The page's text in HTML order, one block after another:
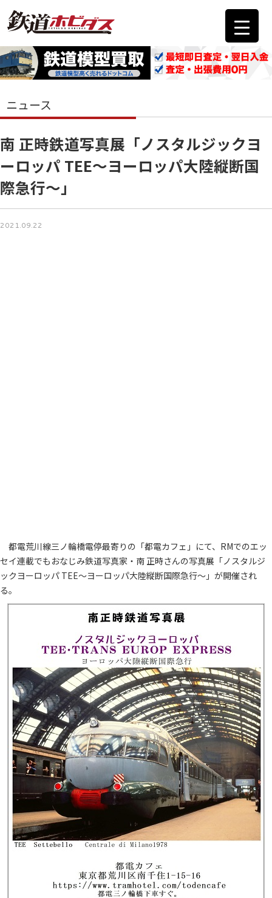
ニュース
南 正時鉄道写真展「ノスタルジックヨ
ーロッパ TEE～ヨーロッパ大陸縦断国
際急行～」
2021.09.22
都電荒川線三ノ輪橋電停最寄りの「都電カフェ」にて、RMでのエッ
セイ連載でもおなじみ鉄道写真家・南 正時さんの写真展「ノスタルジ
ックヨーロッパ TEE～ヨーロッパ大陸縦断国際急行～」が開催され
る。